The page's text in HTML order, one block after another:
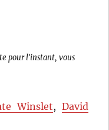
pour l'instant, vous
Winslet, David